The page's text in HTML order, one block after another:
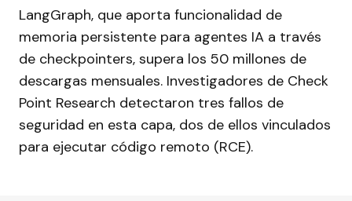
LangGraph, que aporta funcionalidad de
memoria persistente para agentes IA a través
de checkpointers, supera los 50 millones de
descargas mensuales. Investigadores de Check
Point Research detectaron tres fallos de
seguridad en esta capa, dos de ellos vinculados
para ejecutar código remoto (RCE).